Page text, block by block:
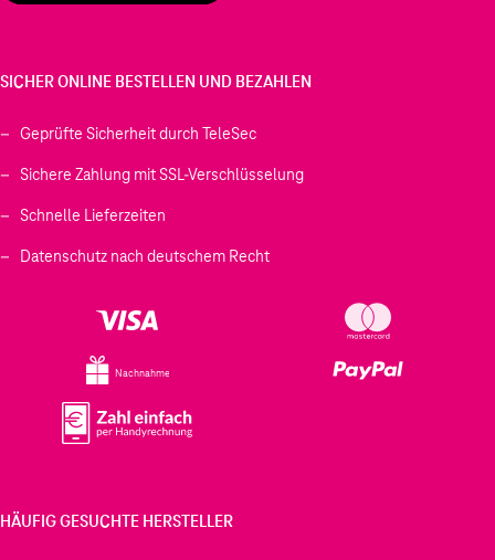
SICHER ONLINE BESTELLEN UND BEZAHLEN
Geprüfte Sicherheit durch TeleSec
Sichere Zahlung mit SSL-Verschlüsselung
Schnelle Lieferzeiten
Datenschutz nach deutschem Recht
Nachnahme
HÄUFIG GESUCHTE HERSTELLER